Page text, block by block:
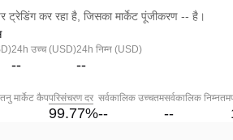
ट्रेडिंग कर रहा है, जिसका मार्केट पूंजीकरण -- है।
24h उच्च (USD)
--
24h निम्न (USD)
--
मार्केट कैपपरिसंचरण दर
99.77%
सर्वकालिक उच्चतम
--
सर्वकालिक निम्नतम
--